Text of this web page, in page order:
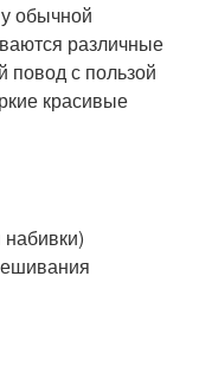
обычной
различные
повод с пользой
красивые